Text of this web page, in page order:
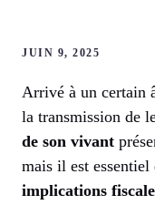
JUIN 9, 2025
Arrivé à un certain
la transmission de
de son vivant
mais il est
implications